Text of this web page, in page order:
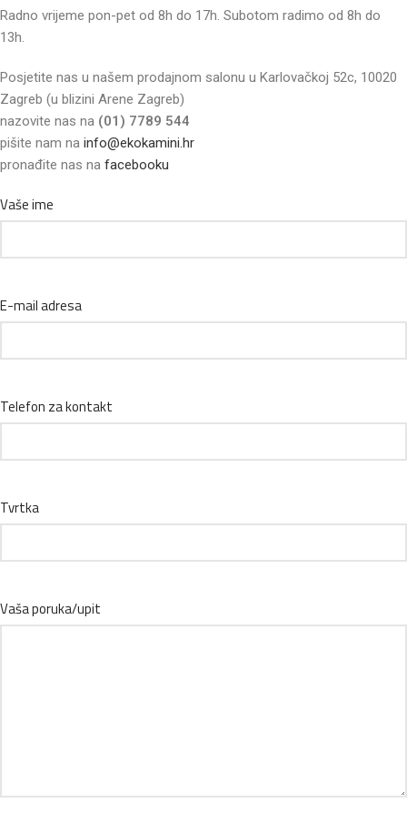
Radno vrijeme pon-pet od 8h do 17h. Subotom radimo od 8h do
13h.
Posjetite nas u našem prodajnom salonu u Karlovačkoj 52c, 10020
Zagreb (u blizini Arene Zagreb)
nazovite nas na (01) 7789 544
pišite nam na info@ekokamini.hr
pronađite nas na facebooku
Vaše ime
E-mail adresa
Telefon za kontakt
Tvrtka
Vaša poruka/upit